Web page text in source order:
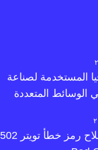
المستخدمة لصناعة
الوسائط المتعددة
كيفية إصلاح رمز خطأ تويتر 502